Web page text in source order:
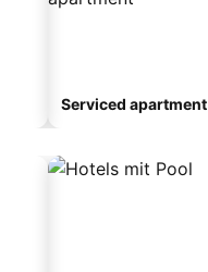
Serviced apartment